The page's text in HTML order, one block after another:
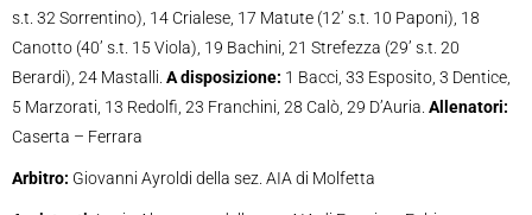
s.t. 32 Sorrentino), 14 Crialese, 17 Matute (12’ s.t. 10 Paponi), 18
Canotto (40’ s.t. 15 Viola), 19 Bachini, 21 Strefezza (29’ s.t. 20
Berardi), 24 Mastalli. A disposizione: 1 Bacci, 33 Esposito, 3 Dentice,
5 Marzorati, 13 Redolfi, 23 Franchini, 28 Calò, 29 D’Auria. Allenatori:
Caserta – Ferrara
Arbitro: Giovanni Ayroldi della sez. AIA di Molfetta